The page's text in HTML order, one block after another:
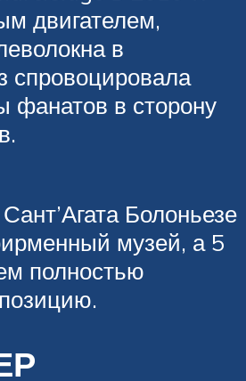
двигателем,
в
спровоцировала
фанатов в сторону
Болоньезе
музей, а 5
полностью